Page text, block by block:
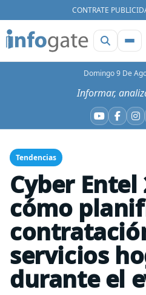
CONTRATE
Domingo 9 De
Informar,
YouTube
Tendencias
Cyber Entel
cómo
servicios
durante el